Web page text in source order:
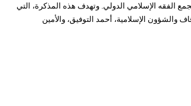
الفقه الإسلامي الدولي. وتهدف هذه المذكرة، التي
والشؤون الإسلامية، أحمد التوفيق، والأمين